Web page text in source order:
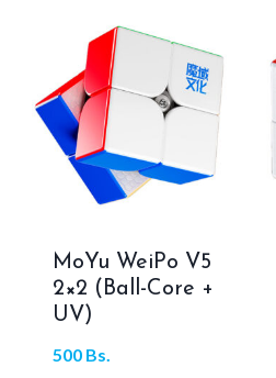
MoYu WeiPo V5
2×2 (Ball-Core +
UV)
500 Bs.